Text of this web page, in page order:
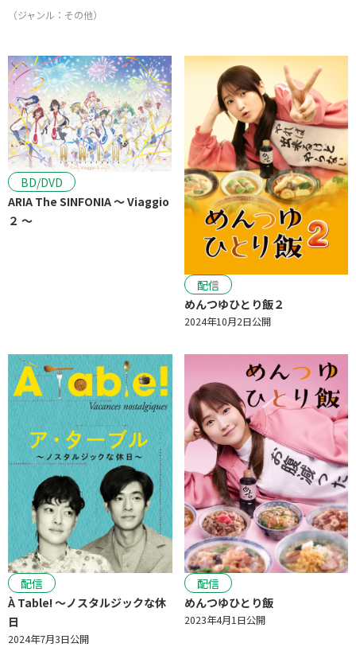
大切な人と観たい
これぞ社会派
時代劇が観たい
ハラハラドキドキ
これぞエンターテインメント
せつない恋が観たい
豪華キャストが観たい
ほっこりしたい
人生に迷ったら
戦争を描く
これぞカルトムービー
音楽も楽しみたい
全員集合シリーズ
篠田正浩監督作品
深作欣二監督作品
（ジャンル：その他）
BD/DVD
ARIA The SINFONIA ～ Viaggio
２ ～
配信
めんつゆひとり飯２
2024年10月2日公開
配信
À Table! ～ノスタルジックな休
日
2024年7月3日公開
配信
めんつゆひとり飯
2023年4月1日公開